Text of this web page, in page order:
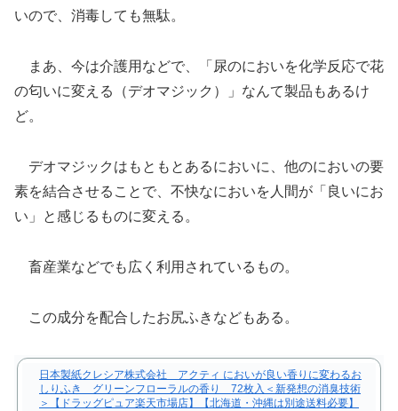
いので、消毒しても無駄。
まあ、今は介護用などで、「尿のにおいを化学反応で花
の匂いに変える（デオマジック）」なんて製品もあるけ
ど。
デオマジックはもともとあるにおいに、他のにおいの要
素を結合させることで、不快なにおいを人間が「良いにお
い」と感じるものに変える。
畜産業などでも広く利用されているもの。
この成分を配合したお尻ふきなどもある。
日本製紙クレシア株式会社 アクティ においが良い香りに変わるお
しりふき グリーンフローラルの香り 72枚入＜新発想の消臭技術
＞【ドラッグピュア楽天市場店】【北海道・沖縄は別途送料必要】